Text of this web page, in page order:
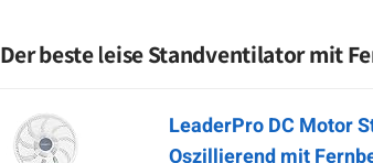
Der beste leise Standventilator mit
LeaderPro DC Motor
Oszillierend mit